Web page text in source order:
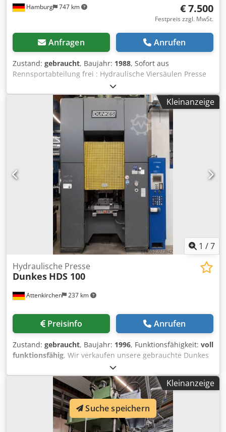
Hamburg 747 km € 7.500
Festpreis zzgl. MwSt.
Anfragen Anrufen
Zustand: gebraucht, Baujahr: 1988, Sofort aus
Rennsportabteilung frei : Hydraulische Viersäulen Presse
Hymag Type HS 4 – 160 k Crjdpfxjzrbtgj Afdef Baujahr 1988
Umbau neueste UVV in 2020 Druckleistung 160 to Tisch
1500 x 850 mm Hub 500 mm Antrieb 11 kw Gewicht 7 to
Kleinanzeige
1 /7
Attenkirchen 237 km
Hydraulische Presse
Dunkes HDS 100
Preisinfo Anrufen
Zustand: gebraucht, Baujahr: 1996, Funktionsfähigkeit: voll
funktionsfähig, Wir verkaufen unsere gebrauchte Dunkes
HDS 100: Presskraft 1000 kN Stößelhub 300 mm
Einbauhöhe 400 mm Tischhöhe über Flur 950 mm Crsdpszi
D R Aefx Afdof Tischfläche B x T 830 x 630 mm Stößelfläche
B x T 830 x 630 Stößelbohrung / Zapfenspannung Ø 50 mm
Maschinenabmessungen B x T x H 2120 x 1565 x 4000 mm
Ölmenge 650 Liter Eilsenk- oder Vortreibgeschwindigkeit
400 mm/s Bildschirmsteuerung Typ CNC50 SPS Steuerung
Kleinanzeige
Suche speichern